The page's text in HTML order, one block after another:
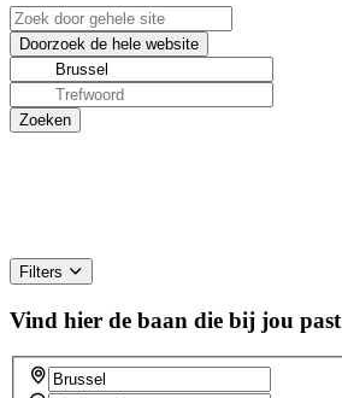
Filters
Vind hier de baan die bij jou past